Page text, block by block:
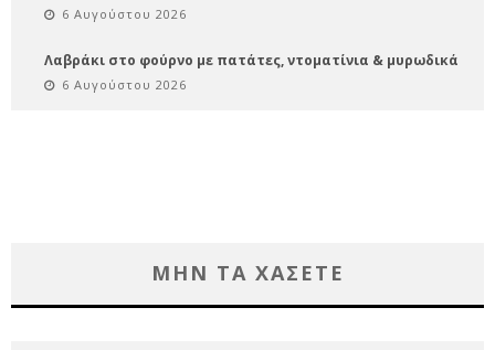
6 Αυγούστου 2026
Λαβράκι στο φούρνο με πατάτες, ντοματίνια & μυρωδικά
6 Αυγούστου 2026
ΜΗΝ ΤΑ ΧΑΣΕΤΕ